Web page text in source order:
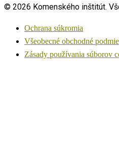
© 2026 Komenského inštitút.
Ochrana súkromia
Všeobecné obchodné
Zásady používania súborov